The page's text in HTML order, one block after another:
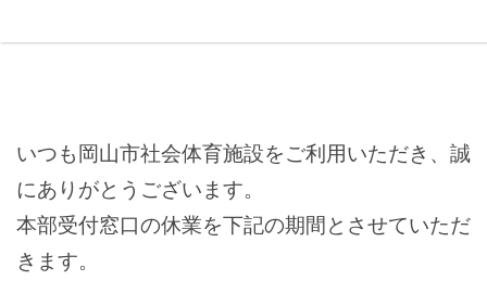
いつも岡山市社会体育施設をご利用いただき、誠
にありがとうございます。
本部受付窓口の休業を下記の期間とさせていただ
きます。